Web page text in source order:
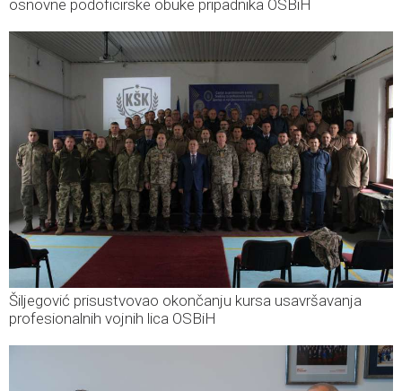
osnovne podoficirske obuke pripadnika OSBiH
Šiljegović prisustvovao okončanju kursa usavršavanja
profesionalnih vojnih lica OSBiH